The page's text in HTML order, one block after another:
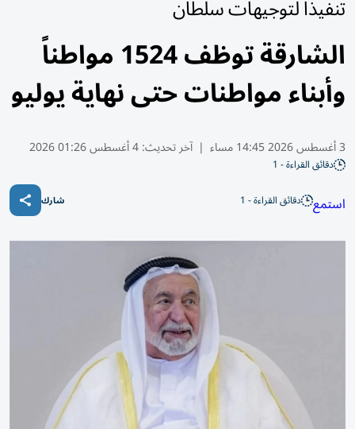
تنفيذاً لتوجيهات سلطان
الشارقة توظف 1524 مواطناً
وأبناء مواطنات حتى نهاية يوليو
3 أغسطس 2026 14:45 مساء | آخر تحديث:4 أغسطس 01:26 2026
دقائق القراءة - 1
استمع دقائق القراءة - 1 شارك